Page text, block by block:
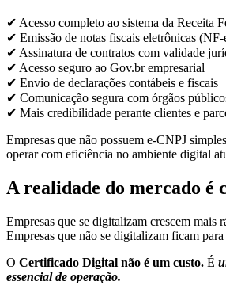
✔ Acesso completo ao sistema da Receita
✔ Emissão de notas fiscais eletrônicas (NF-
✔ Assinatura de contratos com validade
✔ Acesso seguro ao Gov.br empresarial
✔ Envio de declarações contábeis e fiscais
✔ Comunicação segura com órgãos
✔ Mais credibilidade perante clientes e
Empresas que não possuem e-CNPJ
operar com eficiência no ambiente digital
A realidade do mercado é
Empresas que se digitalizam crescem mais
Empresas que não se digitalizam ficam para
O Certificado Digital não é um custo. É
essencial de operação.